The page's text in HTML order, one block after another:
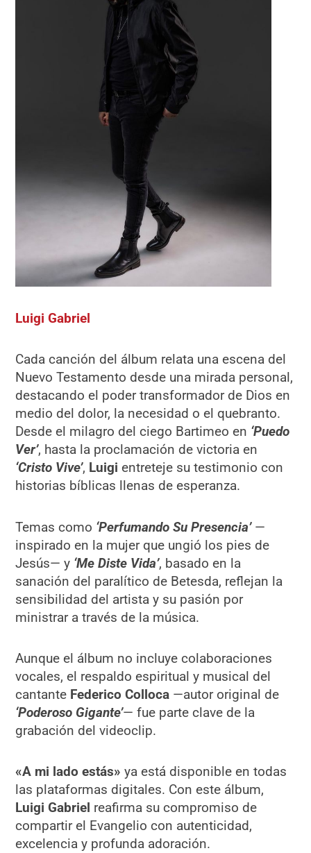
Luigi Gabriel
Cada canción del álbum relata una escena del
Nuevo Testamento desde una mirada personal,
destacando el poder transformador de Dios en
medio del dolor, la necesidad o el quebranto.
Desde el milagro del ciego Bartimeo en ‘Puedo
Ver’, hasta la proclamación de victoria en
‘Cristo Vive’, Luigi entreteje su testimonio con
historias bíblicas llenas de esperanza.
Temas como ‘Perfumando Su Presencia’—
inspirado en la mujer que ungió los pies de
Jesús— y ‘Me Diste Vida’, basado en la
sanación del paralítico de Betesda, reflejan la
sensibilidad del artista y su pasión por
ministrar a través de la música.
Aunque el álbum no incluye colaboraciones
vocales, el respaldo espiritual y musical del
cantante Federico Colloca —autor original de
‘Poderoso Gigante’— fue parte clave de la
grabación del videoclip.
«A mi lado estás»ya está disponible en todas
las plataformas digitales. Con este álbum,
Luigi Gabriel reafirma su compromiso de
compartir el Evangelio con autenticidad,
excelencia y profunda adoración.